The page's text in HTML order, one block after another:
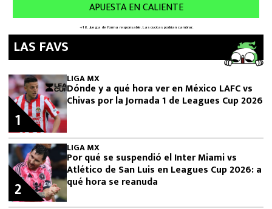
LAS FAVS
LIGA MX
Dónde y a qué hora ver en México LAFC vs
Chivas por la Jornada 1 de Leagues Cup 2026
1
LIGA MX
Por qué se suspendió el Inter Miami vs
Atlético de San Luis en Leagues Cup 2026: a
qué hora se reanuda
2